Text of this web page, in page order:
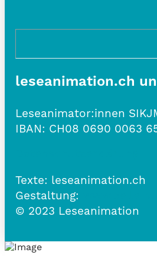
leseanimation.ch
Leseanimator:innen
IBAN: CH08 0690 0063
Texte: leseanimation.ch
Gestaltung:
© 2023 Leseanimation